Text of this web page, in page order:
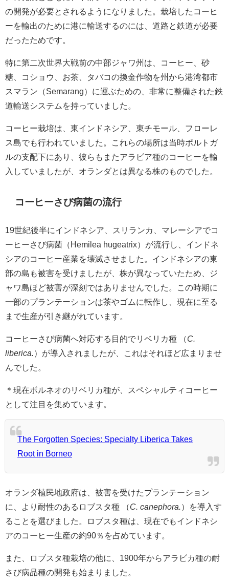
の開発が必要とされるようになりました。栽培したコーヒ
ーを輸出のために港に輸送するのには、道路と鉄道が必要
だったためです。
特に第二次世界大戦前の中部ジャワ州は、コーヒー、砂
糖、コショウ、お茶、タバコの換金作物を州から港湾都市
スマラン（Semarang）に運ぶための、非常に整備された鉄
道輸送システムを持っていました。
コーヒー栽培は、東インドネシア、東チモール、フローレ
ス島でも行われていました。これらの場所は当時ポルトガ
ルの支配下にあり、彼らもまたアラビア種のコーヒーを輸
入していましたが、オランダとは異なる株のものでした。
コーヒーさび病菌の流行
19世紀後半にインドネシア、スリランカ、マレーシアでコ
ーヒーさび病菌（Hemilea hugeatrix）が流行し、インドネ
シアのコーヒー産業を壊滅させました。インドネシアの東
部の島も被害を受けましたが、株が異なっていたため、ジ
ャワ島ほど被害が深刻ではありませんでした。この時期に
一部のプランテーションは茶やゴムに転作し、現在に至る
まで生産が引き継がれています。
コーヒーさび病菌へ対応する目的でリベリカ種 （C.
liberica.）が導入されましたが、これはそれほど広まりませ
んでした。
＊現在ボルネオのリベリカ種が、スペシャルティコーヒー
として注目を集めています。
The Forgotten Species: Specialty Liberica Takes
Root in Borneo
オランダ植民地政府は、被害を受けたプランテーション
に、より耐性のあるロブスタ種 （C. canephora.）を導入す
ることを選びました。ロブスタ種は、現在でもインドネシ
アのコーヒー生産の約90％を占めています。
また、ロブスタ種栽培の他に、1900年からアラビカ種の耐
さび病品種の開発も始まりました。